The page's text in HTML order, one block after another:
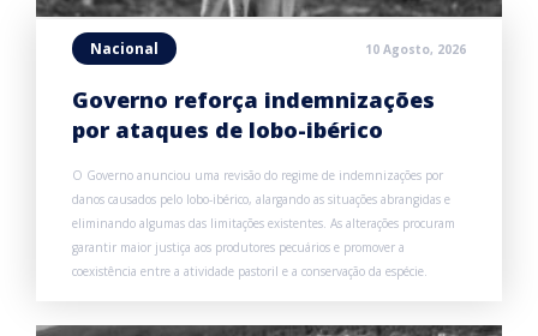
Nacional 10 Agosto, 2026
Governo reforça indemnizações
por ataques de lobo-ibérico
O Governo anunciou uma revisão do regime de indemnizações por
danos causados pelo lobo-ibérico, alargando as situações abrangidas e
eliminando algumas das limitações existentes. As alterações procuram
garantir maior justiça aos produtores pecuários e promover a
coexistência entre a atividade pastoril e a conservação da espécie.